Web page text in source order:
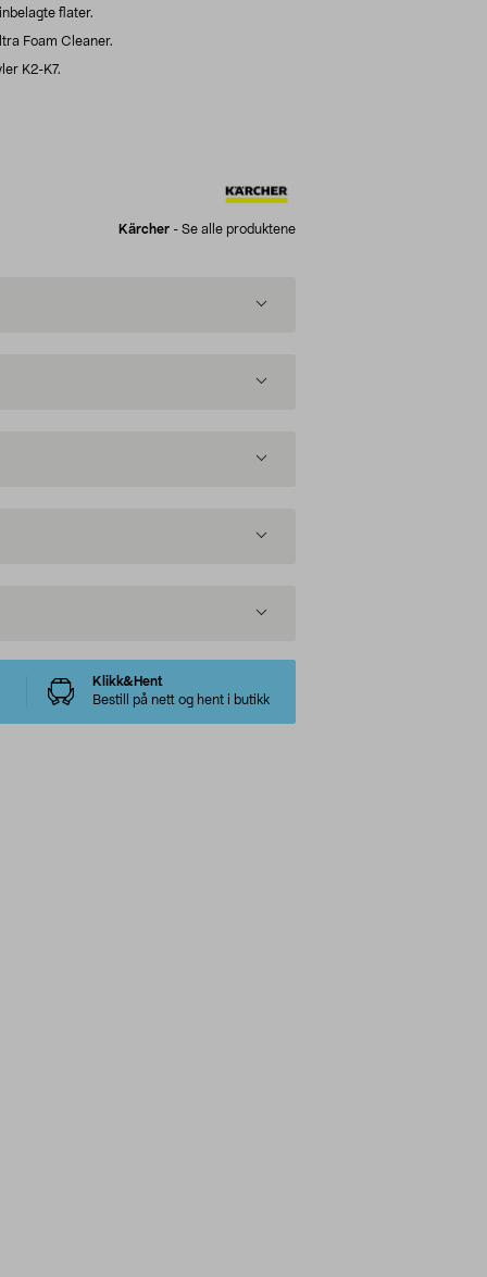
flater.
Foam Cleaner.
K2-K7.
Kärcher - Se alle produktene
Klikk&Hent
Bestill på nett og hent i butikk